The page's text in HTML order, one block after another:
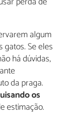
algum
gatos. Se eles
há dúvidas,
da praga.
os
estimação.